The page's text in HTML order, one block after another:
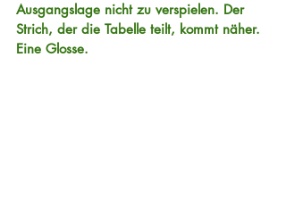
Ausgangslage nicht zu verspielen. Der
Strich, der die Tabelle teilt, kommt näher.
Eine Glosse.